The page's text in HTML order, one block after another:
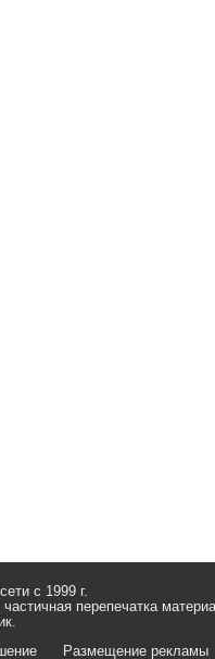
с 1999 г.
перепечатка
Размещение рекламы